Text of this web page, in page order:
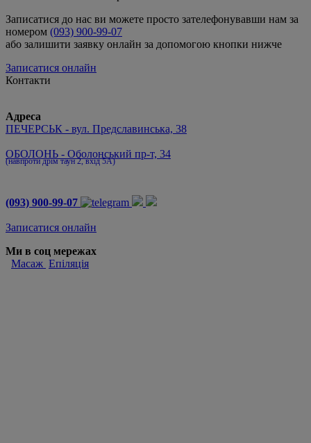
Записатися до нас ви можете просто зателефонувавши нам за
номером (093) 900-99-07
або залишити заявку онлайн за допомогою кнопки нижче
Записатися онлайн
Контакти
Адреса
ПЕЧЕРСЬК - вул. Предславинська, 38
ОБОЛОНЬ - Оболонський пр-т, 34
(навпроти дрім таун 2, вхід 5А)
(093) 900-99-07
Записатися онлайн
Ми в соц мережах
Масаж Епіляція